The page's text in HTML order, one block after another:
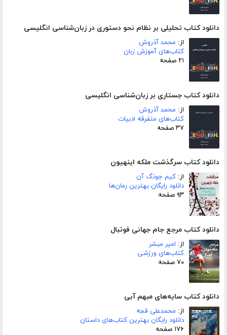
دانلود کتاب تحلیلی بر نظام نحو دستوری در زبان‌شناسی انگلیسی
از: محمد آذروش
کتاب‌های آموزش زبان
۲۱ صفحه
دانلود کتاب جستاری بر زبان‌شناسی انگلیسی
از: محمد آذروش
کتاب‌های متفرقه ادبیات
۳۷ صفحه
دانلود کتاب سرگذشت ملکه اینهیون
از: کیم جونگ آن
دانلود رایگان بهترین رمان‌ها
۹۳ صفحه
دانلود کتاب مرجع جام جهانی فوتبال
از: امیر مبشر
کتاب‌های ورزشی
۷۰ صفحه
دانلود کتاب سایه‌های مبهم آبی
از: محمدعلی قجه
دانلود رایگان بهترین کتاب‌های داستان
۱۷۶ صفحه